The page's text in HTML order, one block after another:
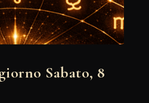
Sabato, 8